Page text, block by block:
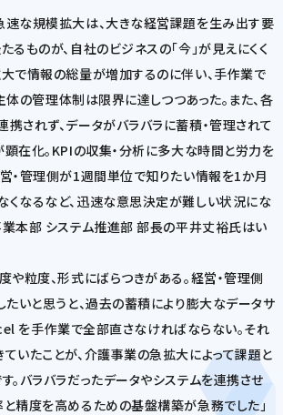
速な規模拡大は、大きな経営課題を生み出す要
るものが、自社のビジネスの「今」が見えにくく
大で情報の総量が増加するのに伴い、手作業で
の管理体制は限界に達しつつあった。また、各
されず、データがバラバラに蓄積・管理されて
顕在化。KPIの収集・分析に多大な時間と労力を
営・管理側が1週間単位で知りたい情報を1か月
くなるなど、迅速な意思決定が難しい状況にな
業本部 システム推進部 部長の平井丈裕氏はい
や粒度、形式にばらつきがある。経営・管理側
いと思うと、過去の蓄積により膨大なデータサ
を手作業で全部直さなければならない。それ
いたことが、介護事業の急拡大によって課題と
。バラバラだったデータやシステムを連携させ
と精度を高めるための基盤構築が急務でした」